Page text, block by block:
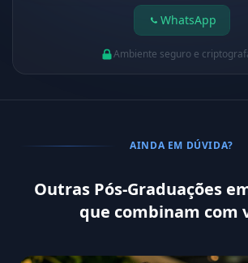
WhatsApp
Ambiente seguro e
AINDA EM DÚVIDA?
Outras Pós-Graduações
que combinam com